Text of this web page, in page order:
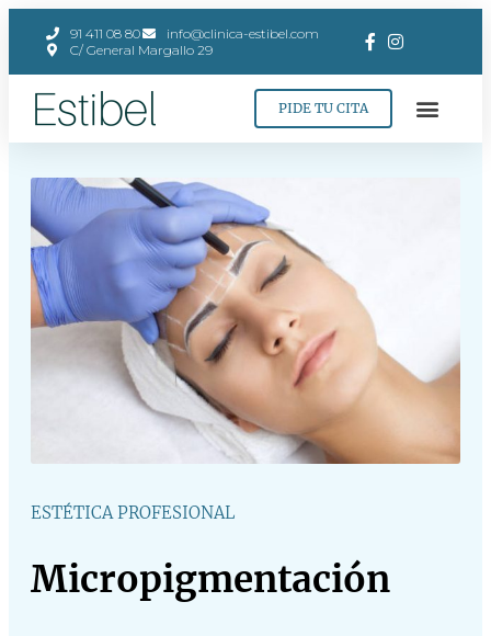
91 411 08 80
info@clinica-estibel.com
C/ General Margallo 29
PIDE TU CITA
ESTÉTICA PROFESIONAL
Micropigmentación